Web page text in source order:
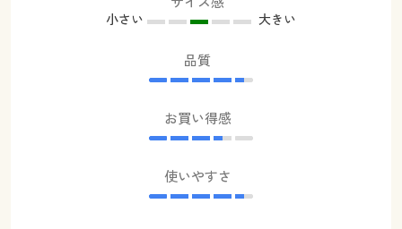
小さい 大きい
品質
お買い得感
使いやすさ